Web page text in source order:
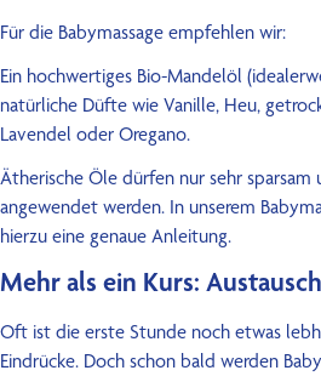
Für die Babymassage empfehlen wir:
Ein hochwertiges Bio-Mandelöl
natürliche Düfte wie Vanille, Heu,
Lavendel oder Oregano.
Ätherische Öle dürfen nur sehr sparsam
angewendet werden. In unserem
hierzu eine genaue Anleitung.
Mehr als ein Kurs:
Oft ist die erste Stunde noch etwas
Eindrücke. Doch schon bald werden